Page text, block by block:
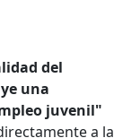
del
una
juvenil"
a la